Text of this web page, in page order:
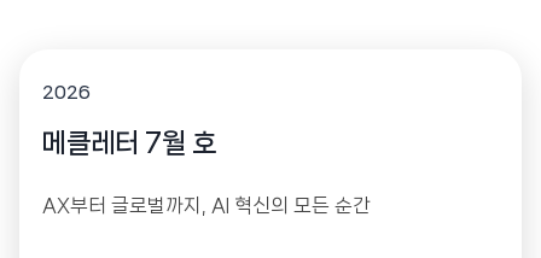
2026
메클레터 7월 호
AX부터 글로벌까지, AI 혁신의 모든 순간